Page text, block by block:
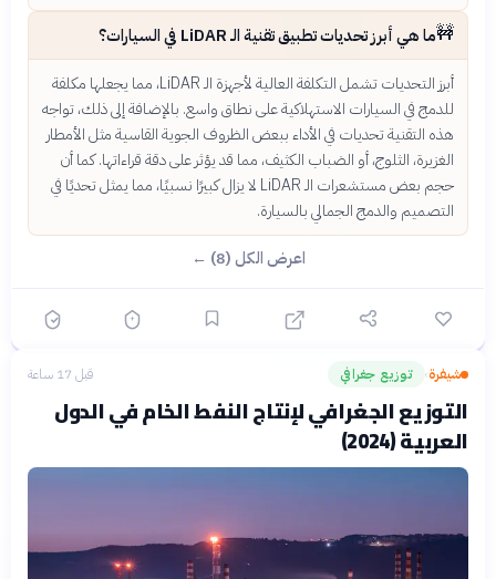
🚧ما هي أبرز تحديات تطبيق تقنية الـ LiDAR في السيارات؟
أبرز التحديات تشمل التكلفة العالية لأجهزة الـ LiDAR، مما يجعلها مكلفة
للدمج في السيارات الاستهلاكية على نطاق واسع. بالإضافة إلى ذلك، تواجه
هذه التقنية تحديات في الأداء ببعض الظروف الجوية القاسية مثل الأمطار
الغزيرة، الثلوج، أو الضباب الكثيف، مما قد يؤثر على دقة قراءاتها. كما أن
حجم بعض مستشعرات الـ LiDAR لا يزال كبيرًا نسبيًا، مما يمثل تحديًا في
التصميم والدمج الجمالي بالسيارة.
اعرض الكل (8) ←
شيفرة› توزيع جغرافي قبل 17 ساعة
التوزيع الجغرافي لإنتاج النفط الخام في الدول
العربية (2024)